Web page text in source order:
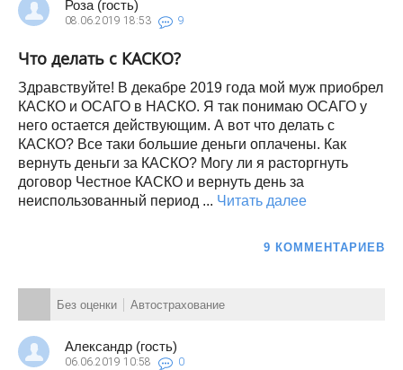
Роза (гость)
08.06.2019 18:53 9
Что делать с КАСКО?
Здравствуйте! В декабре 2019 года мой муж приобрел
КАСКО и ОСАГО в НАСКО. Я так понимаю ОСАГО у
него остается действующим. А вот что делать с
КАСКО? Все таки большие деньги оплачены. Как
вернуть деньги за КАСКО? Могу ли я расторгнуть
договор Честное КАСКО и вернуть день за
неиспользованный период ... Читать далее
9 КОММЕНТАРИЕВ
Без оценки Автострахование
Александр (гость)
06.06.2019 10:58 0